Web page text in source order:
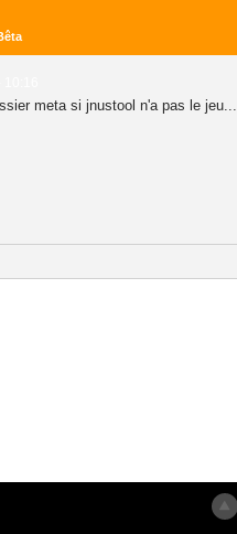
meta si jnustool n'a pas le jeu...